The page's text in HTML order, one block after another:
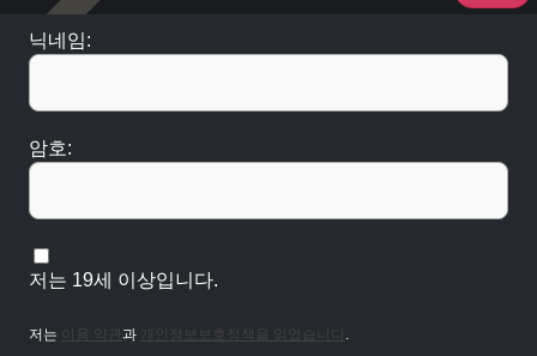
닉네임:
암호:
저는 19세 이상입니다.
저는 이용 약관과 개인정보보호정책을 읽었습니다 .